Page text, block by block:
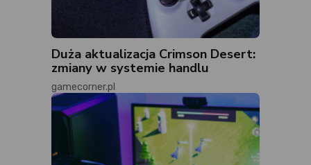
Duża aktualizacja Crimson Desert:
zmiany w systemie handlu
gamecorner.pl